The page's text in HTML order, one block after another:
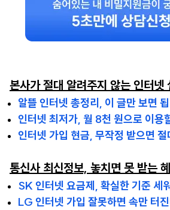
본사가 절대 알려주지 않는 인터넷
알뜰 인터넷 총정리, 이 글만 보면
인터넷 최저가, 월 8천 원으로 이용
인터넷 가입 현금, 무작정 받으면
통신사 최신정보, 놓치면 못 받는
SK 인터넷 요금제, 확실한 기준 세
LG 인터넷 가입 잘못하면 속만 터